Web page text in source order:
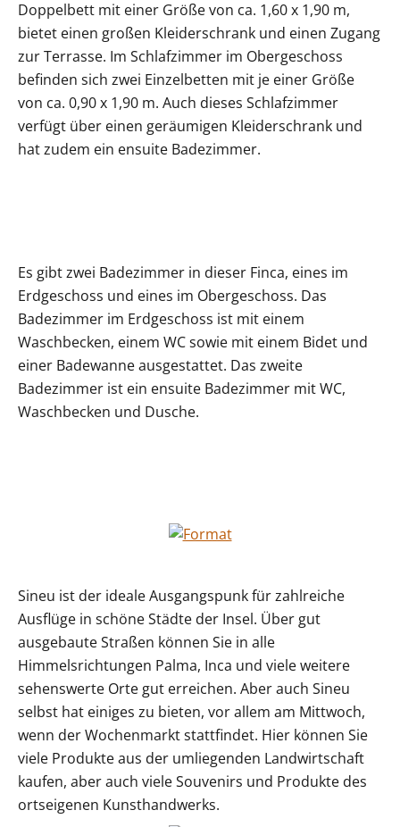
Doppelbett mit einer Größe von ca. 1,60 x 1,90 m,
bietet einen großen Kleiderschrank und einen Zugang
zur Terrasse. Im Schlafzimmer im Obergeschoss
befinden sich zwei Einzelbetten mit je einer Größe
von ca. 0,90 x 1,90 m. Auch dieses Schlafzimmer
verfügt über einen geräumigen Kleiderschrank und
hat zudem ein ensuite Badezimmer.
Es gibt zwei Badezimmer in dieser Finca, eines im
Erdgeschoss und eines im Obergeschoss. Das
Badezimmer im Erdgeschoss ist mit einem
Waschbecken, einem WC sowie mit einem Bidet und
einer Badewanne ausgestattet. Das zweite
Badezimmer ist ein ensuite Badezimmer mit WC,
Waschbecken und Dusche.
Sineu ist der ideale Ausgangspunk für zahlreiche
Ausflüge in schöne Städte der Insel. Über gut
ausgebaute Straßen können Sie in alle
Himmelsrichtungen Palma, Inca und viele weitere
sehenswerte Orte gut erreichen. Aber auch Sineu
selbst hat einiges zu bieten, vor allem am Mittwoch,
wenn der Wochenmarkt stattfindet. Hier können Sie
viele Produkte aus der umliegenden Landwirtschaft
kaufen, aber auch viele Souvenirs und Produkte des
ortseigenen Kunsthandwerks.